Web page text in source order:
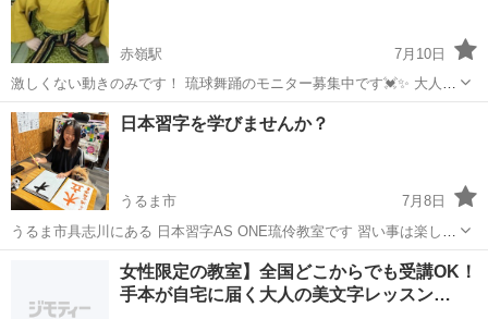
赤嶺駅
7月10日
激しくない動きのみです！ 琉球舞踊のモニター募集中です💓✨ 大人の
部募集です‼️ 週1の2ヶ月間‼️ 毎週月曜日 9:00〜10:00 この期間でどの
くらい成長するかの勉強させてください🙇‍♂️🙌✨ 糸...
沖縄 糸満市 赤嶺駅 その他
日本習字を学びませんか？
うるま市
7月8日
うるま市具志川にある 日本習字AS ONE琉伶教室です 習い事は楽しく
ないと続かない！ アニマルセラピーを取り入れながら 楽しく過ごせる
よう意識しています 生徒募集枠 残り少なくなってきました 字がキレ
イだときっと 自...
うるま市 書道 日本習字
女性限定の教室】全国どこからでも受講OK！
手本が自宅に届く大人の美文字レッスン…